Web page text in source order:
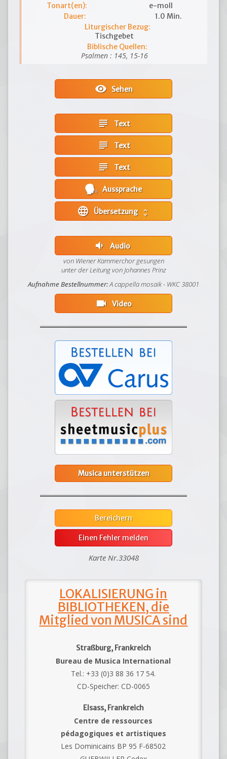
Tonart(en):
e-moll
Dauer:
1.0 Min.
Liturgischer Bezug:
Tischgebet
Biblische Quellen:
Psalmen : 145, 15-16
visibilitySehen
subject Text
subject Text
subject Text
Aussprache
language unfold_more
volume_down
Audio
von Wiener Kammerchor gesungen
unter der Leitung von Johannes Prinz
Aufnahme Bestellnummer:A cappella mosaik - WKC 38001
videocam Video
Musica unterstützen
Bereichern
Einen Fehler melden
Karte Nr.33048
LOKALISIERUNG in
BIBLIOTHEKEN, die
Mitglied von MUSICA sind
Straßburg, Frankreich
Bureau de Musica International
Tel.: +33 (0)3 88 36 17 54.
CD-Speicher: CD-0065
Elsass, Frankreich
Centre de ressources
pédagogiques et artistiques
Les Dominicains BP 95 F-68502